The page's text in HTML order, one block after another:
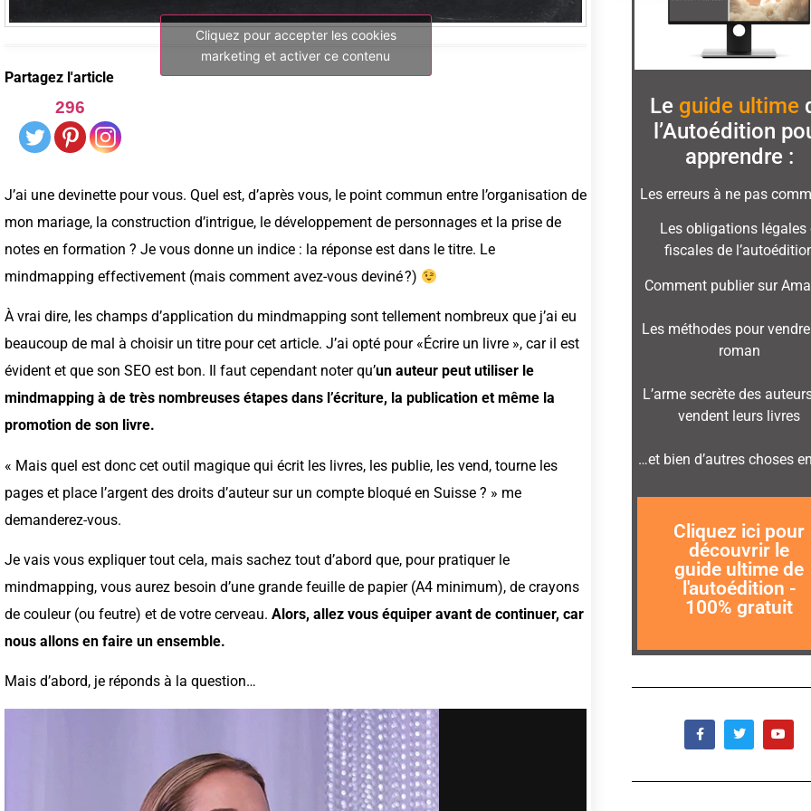
Cliquez pour accepter les cookies
marketing et activer ce contenu
Partagez l'article
296
J’ai une devinette pour vous. Quel est, d’après vous, le point commun entre l’organisation de
mon mariage, la construction d’intrigue, le développement de personnages et la prise de
notes en formation ? Je vous donne un indice : la réponse est dans le titre. Le
mindmapping effectivement (mais comment avez-vous deviné ?)
À vrai dire, les champs d’application du mindmapping sont tellement nombreux que j’ai eu
beaucoup de mal à choisir un titre pour cet article. J’ai opté pour «Écrire un livre », car il est
évident et que son SEO est bon. Il faut cependant noter qu’un auteur peut utiliser le
mindmapping à de très nombreuses étapes dans l’écriture, la publication et même la
promotion de son livre.
« Mais quel est donc cet outil magique qui écrit les livres, les publie, les vend, tourne les
pages et place l’argent des droits d’auteur sur un compte bloqué en Suisse ? » me
demanderez-vous.
Je vais vous expliquer tout cela, mais sachez tout d’abord que, pour pratiquer le
mindmapping, vous aurez besoin d’une grande feuille de papier (A4 minimum), de crayons
de couleur (ou feutre) et de votre cerveau. Alors, allez vous équiper avant de continuer, car
nous allons en faire un ensemble.
Mais d’abord, je réponds à la question…
Le guide ultime
l’Autoédition
apprendre :
Les erreurs à ne pas
Les obligations légales
fiscales de
Comment publier sur
Les méthodes pour
roman
L’arme secrète des
vendent leurs livres
…et bien d’autres choses
Cliquez ici pour
découvrir le
guide ultime de
l'autoédition -
100% gratuit
GARANTIE
SANS SPAM
Je veux ma
formation
maintenant!